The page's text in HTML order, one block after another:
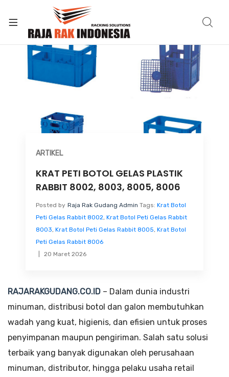
ARTIKEL
KRAT PETI BOTOL GELAS PLASTIK
RABBIT 8002, 8003, 8005, 8006
Posted by Raja Rak Gudang Admin Tags: Krat Botol
Peti Gelas Rabbit 8002, Krat Botol Peti Gelas Rabbit
8003, Krat Botol Peti Gelas Rabbit 8005, Krat Botol
Peti Gelas Rabbit 8006
20 Maret 2026
RAJARAKGUDANG.CO.ID – Dalam dunia industri
minuman, distribusi botol dan galon membutuhkan
wadah yang kuat, higienis, dan efisien untuk proses
penyimpanan maupun pengiriman. Salah satu solusi
terbaik yang banyak digunakan oleh perusahaan
minuman, distributor, hingga pelaku usaha retail